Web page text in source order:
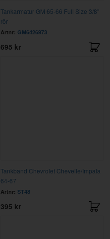
Tankarmatur GM 65-66 Full Size 3/8"
rör
Artnr: GM6426973
695 kr
Tankband Chevrolet Chevelle/Impala
64-67
Artnr: ST48
395 kr